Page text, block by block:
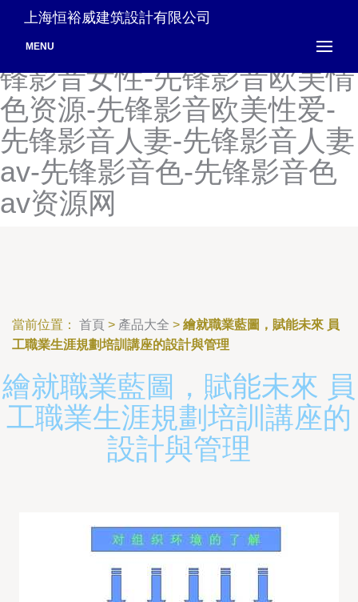
先锋影音男人的天堂-先锋影
音女人av-先锋影音女同-先
锋影音女性-先锋影音欧美情
色资源-先锋影音欧美性爱-
先锋影音人妻-先锋影音人妻
av-先锋影音色-先锋影音色
av资源网
上海恒裕威建筑設計有限公司
MENU
當前位置： 首頁 > 產品大全 > 繪就職業藍圖，賦能未來 員
工職業生涯規劃培訓講座的設計與管理
繪就職業藍圖，賦能未來 員
工職業生涯規劃培訓講座的
設計與管理